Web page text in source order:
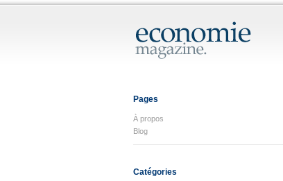
Pages
À propos
Blog
Catégories